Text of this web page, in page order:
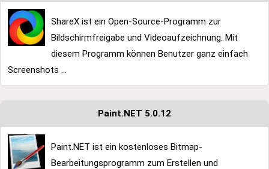
ShareX ist ein Open-Source-Programm zur
Bildschirmfreigabe und Videoaufzeichnung. Mit
diesem Programm können Benutzer ganz einfach
Screenshots ...
Paint.NET 5.0.12
Paint.NET ist ein kostenloses Bitmap-
Bearbeitungsprogramm zum Erstellen und